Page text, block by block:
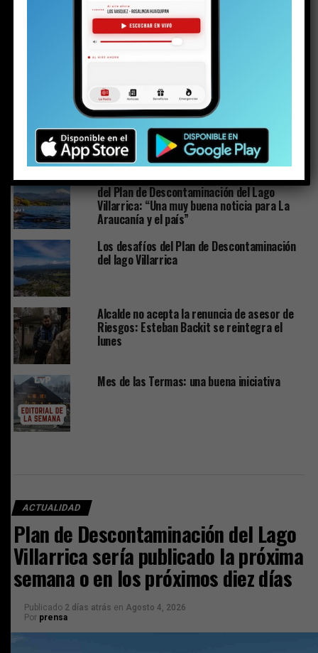
ESTO PODRÍA GUSTARTE
Plan de Descontaminación del Lago Villarrica
sería publicado la próxima semana o en los
próximos diez días
Los detalles inéditos del sumario por Caso
Sobresueldos: ex-Administrador y asesor
financiero del alcalde dicen que las
remuneraciones fueron pactadas con el jefe
comunal
Ministra de Medio Ambiente y toma de razón
del Plan de Descontaminación del Lago
Villarrica: “Una muy buena noticia para La
Araucanía y el país”
Los desafíos del Plan de Descontaminación
del lago Villarrica
Alcalde no acepta la renuncia de asesor de
Riesgos: Esteban Backit se reintegra el
lunes
Mes de las Termas: una buena iniciativa
ACTUALIDAD
Plan de Descontaminación del Lago
Villarrica sería publicado la próxima
semana o en los próximos diez días
Publicado 2 días atrás en Agosto 4, 2026
Por prensa